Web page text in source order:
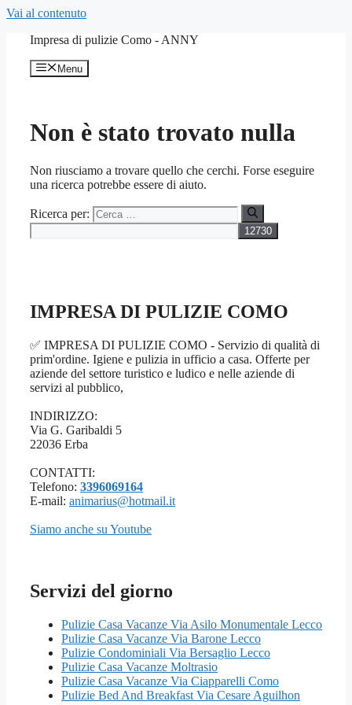
Vai al contenuto
Impresa di pulizie Como - ANNY
Menu
Non è stato trovato nulla
Non riusciamo a trovare quello che cerchi. Forse eseguire
una ricerca potrebbe essere di aiuto.
Ricerca per:
IMPRESA DI PULIZIE COMO
✅ IMPRESA DI PULIZIE COMO - Servizio di qualità di
prim'ordine. Igiene e pulizia in ufficio a casa. Offerte per
aziende del settore turistico e ludico e nelle aziende di
servizi al pubblico,
INDIRIZZO:
Via G. Garibaldi 5
22036 Erba
CONTATTI:
Telefono: 3396069164
E-mail: animarius@hotmail.it
Siamo anche su Youtube
Servizi del giorno
Pulizie Casa Vacanze Via Asilo Monumentale Lecco
Pulizie Casa Vacanze Via Barone Lecco
Pulizie Condominiali Via Bersaglio Lecco
Pulizie Casa Vacanze Moltrasio
Pulizie Casa Vacanze Via Ciapparelli Como
Pulizie Bed And Breakfast Via Cesare Aguilhon